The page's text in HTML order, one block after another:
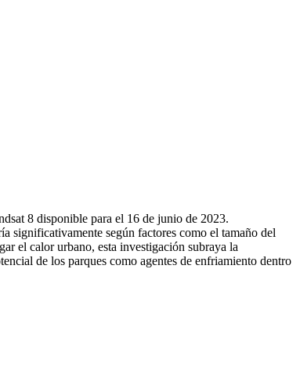
8 disponible para el 16 de junio de 2023.
significativamente según factores como el tamaño del
el calor urbano, esta investigación subraya la
de los parques como agentes de enfriamiento dentro